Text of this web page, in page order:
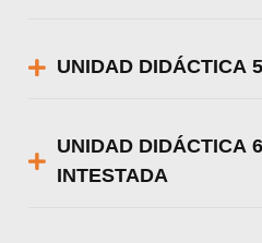
UNIDAD DIDÁCTICA
UNIDAD DIDÁCTICA
INTESTADA